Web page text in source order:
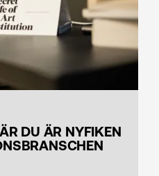
DU ÄR NYFIKEN